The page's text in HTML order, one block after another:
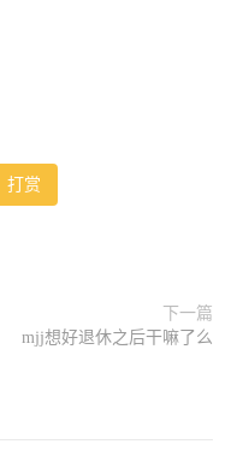
打赏
下一篇
mjj想好退休之后干嘛了么